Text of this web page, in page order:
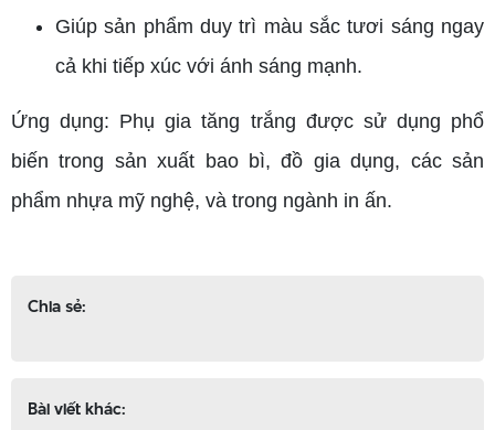
Giúp sản phẩm duy trì màu sắc tươi sáng ngay
cả khi tiếp xúc với ánh sáng mạnh.
Ứng dụng: Phụ gia tăng trắng được sử dụng phổ
biến trong sản xuất bao bì, đồ gia dụng, các sản
phẩm nhựa mỹ nghệ, và trong ngành in ấn.
Chia sẻ:
Bài viết khác: